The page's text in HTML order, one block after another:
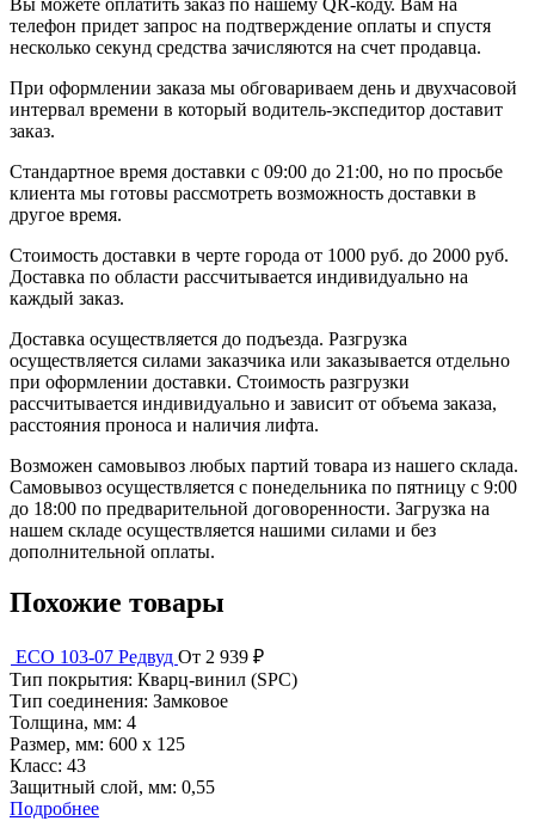
телефон придет запрос на подтверждение оплаты и спустя
несколько секунд средства зачисляются на счет продавца.
При оформлении заказа мы обговариваем день и двухчасовой
интервал времени в который водитель-экспедитор доставит
заказ.
Стандартное время доставки с 09:00 до 21:00, но по просьбе
клиента мы готовы рассмотреть возможность доставки в
другое время.
Стоимость доставки в черте города от 1000 руб. до 2000 руб.
Доставка по области рассчитывается индивидуально на
каждый заказ.
Доставка осуществляется до подъезда. Разгрузка
осуществляется силами заказчика или заказывается отдельно
при оформлении доставки. Стоимость разгрузки
рассчитывается индивидуально и зависит от объема заказа,
расстояния проноса и наличия лифта.
Возможен самовывоз любых партий товара из нашего склада.
Самовывоз осуществляется с понедельника по пятницу с 9:00
до 18:00 по предварительной договоренности. Загрузка на
нашем складе осуществляется нашими силами и без
дополнительной оплаты.
Похожие товары
ECO 103-07 Редвуд От 2 939 ₽
Тип покрытия: Кварц-винил (SPC)
Тип соединения: Замковое
Толщина, мм: 4
Размер, мм: 600 х 125
Класс: 43
Защитный слой, мм: 0,55
Подробнее